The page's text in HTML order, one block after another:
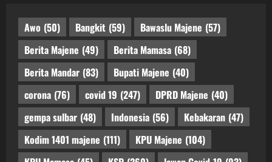
Awo (50) Bangkit (59) Bawaslu Majene (57)
Berita Majene (49) Berita Mamasa (68)
Berita Mandar (83) Bupati Majene (40)
corona (76) covid 19 (247) DPRD Majene (40)
gempa sulbar (48) Indonesia (56) Kebakaran (47)
Kodim 1401 majene (111) KPU Majene (104)